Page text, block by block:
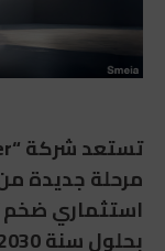
مرحلة جديدة